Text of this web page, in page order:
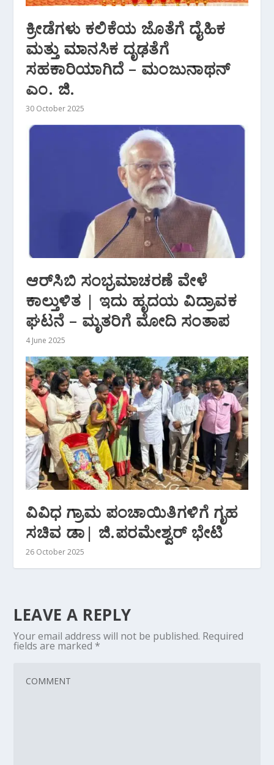
ಕ್ರೀಡೆಗಳು ಕಲಿಕೆಯ ಜೊತೆಗೆ ದೈಹಿಕ
ಮತ್ತು ಮಾನಸಿಕ ದೃಢತೆಗೆ
ಸಹಕಾರಿಯಾಗಿದೆ – ಮಂಜುನಾಥನ್
ಎಂ. ಜಿ.
30 October 2025
ಆರ್‌ಸಿಬಿ ಸಂಭ್ರಮಾಚರಣೆ ವೇಳೆ
ಕಾಲ್ತುಳಿತ | ಇದು ಹೃದಯ ವಿದ್ರಾವಕ
ಘಟನೆ – ಮೃತರಿಗೆ ಮೋದಿ ಸಂತಾಪ
4 June 2025
ವಿವಿಧ ಗ್ರಾಮ ಪಂಚಾಯಿತಿಗಳಿಗೆ ಗೃಹ
ಸಚಿವ ಡಾ| ಜಿ.ಪರಮೇಶ್ವರ್‌ ಭೇಟಿ
26 October 2025
LEAVE A REPLY
Your email address will not be published. Required
fields are marked *